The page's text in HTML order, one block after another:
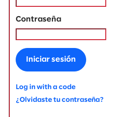
Contraseña
Iniciar sesión
Log in with a code
¿Olvidaste tu contraseña?